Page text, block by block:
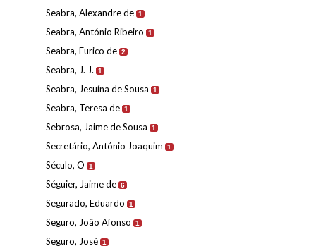
Seabra, Alexandre de 1
Seabra, António Ribeiro 1
Seabra, Eurico de 2
Seabra, J. J. 1
Seabra, Jesuína de Sousa 1
Seabra, Teresa de 1
Sebrosa, Jaime de Sousa 1
Secretário, António Joaquim 1
Século, O 1
Séguier, Jaime de 6
Segurado, Eduardo 1
Seguro, João Afonso 1
Seguro, José 1